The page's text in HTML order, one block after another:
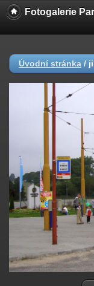
Fotogalerie
Úvodní stránka /